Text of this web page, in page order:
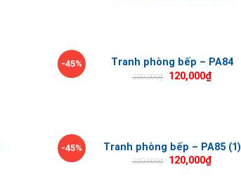
-45% Tranh phòng bếp – PA84
220,000₫ 120,000₫
-45% Tranh phòng bếp – PA85 (1)
220,000₫ 120,000₫